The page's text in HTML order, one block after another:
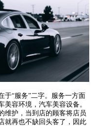
于“服务”二字。服务一方面
容环境，汽车美容设备。
维护，当到店的顾客将店员
就再也不缺回头客了，因此